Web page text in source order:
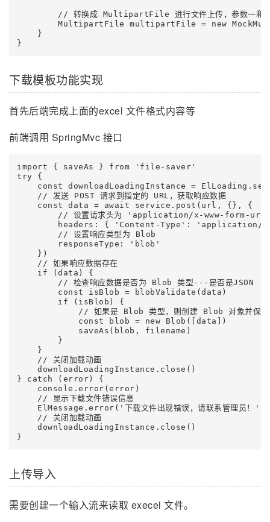
// 转换成 MultipartFile 进行文件上传，参数一和参
MultipartFile multipartFile = new
    }
下载模板功能实现
首先后端完成上面的excel 文件格式内容等
前端调用 SpringMvc 接口
import { saveAs } from 'file-saver'
try {
const downloadLoadingInstance =
    // 发送 POST 请求到指定的 URL，获取响应数据
    const data = await service.post(url, {}, {
// 设置请求头为 'application/x-www-form-
headers: { 'Content-Type': 'application/
        // 设置响应类型为 Blob
        responseType: 'blob'
    })
    // 如果响应数据存在
    if (data) {
        // 检查响应数据是否为 Blob 类型---是否是JSON
        const isBlob = blobValidate(data)
        if (isBlob) {
// 如果是 Blob 类型，则创建 Blob 对象并保存
            const blob = new Blob([data])
            saveAs(blob, filename)
        }
    }
    // 关闭加载动画
    downloadLoadingInstance.close()
} catch (error) {
    console.error(error)
    // 显示下载文件错误信息
    ElMessage.error('下载文件出现错误，请联系管理员！')
    // 关闭加载动画
    downloadLoadingInstance.close()
上传导入
需要创建一个输入流来读取 execel 文件。